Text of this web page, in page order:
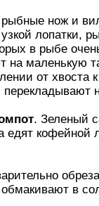
нож и
лопатки,
в рыбе
на маленькую
от хвоста
. Зеленый
кофейной
в